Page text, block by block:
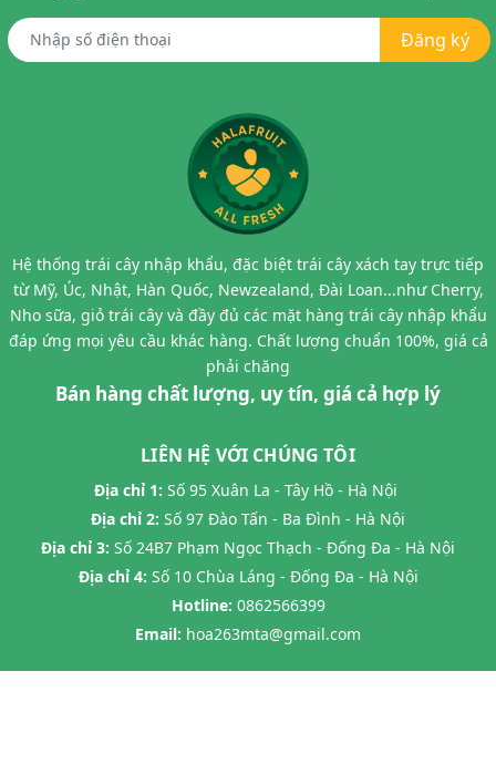
Đăng ký
Hệ thống trái cây nhập khẩu, đặc biệt trái cây xách tay trực tiếp
từ Mỹ, Úc, Nhật, Hàn Quốc, Newzealand, Đài Loan...như Cherry,
Nho sữa, giỏ trái cây và đầy đủ các mặt hàng trái cây nhập khẩu
đáp ứng mọi yêu cầu khác hàng. Chất lượng chuẩn 100%, giá cả
phải chăng
Bán hàng chất lượng, uy tín, giá cả hợp lý
LIÊN HỆ VỚI CHÚNG TÔI
Địa chỉ 1: Số 95 Xuân La - Tây Hồ - Hà Nội
Địa chỉ 2: Số 97 Đào Tấn - Ba Đình - Hà Nội
Địa chỉ 3: Số 24B7 Phạm Ngọc Thạch - Đống Đa - Hà Nội
Địa chỉ 4: Số 10 Chùa Láng - Đống Đa - Hà Nội
Hotline: 0862566399
Email: hoa263mta@gmail.com